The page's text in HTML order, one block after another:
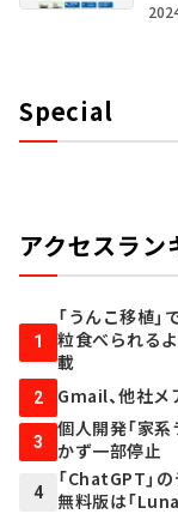
Special
アクセスラン
1
「うんこ移植
粒食べられる
載
2 Gmail、他社
3
個人開発「家
かず一部停止
4
「ChatGPT」
無料版は「